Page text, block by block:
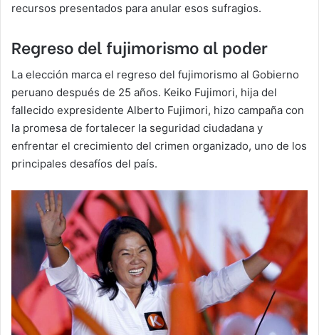
recursos presentados para anular esos sufragios.
Regreso del fujimorismo al poder
La elección marca el regreso del fujimorismo al Gobierno
peruano después de 25 años. Keiko Fujimori, hija del
fallecido expresidente Alberto Fujimori, hizo campaña con
la promesa de fortalecer la seguridad ciudadana y
enfrentar el crecimiento del crimen organizado, uno de los
principales desafíos del país.